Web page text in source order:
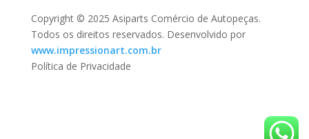
Copyright © 2025 Asiparts Comércio de Autopeças.
Todos os direitos reservados. Desenvolvido por
www.impressionart.com.br
Política de Privacidade